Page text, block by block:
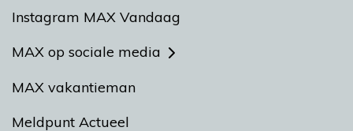
Instagram MAX Vandaag
MAX op sociale media
MAX vakantieman
Meldpunt Actueel